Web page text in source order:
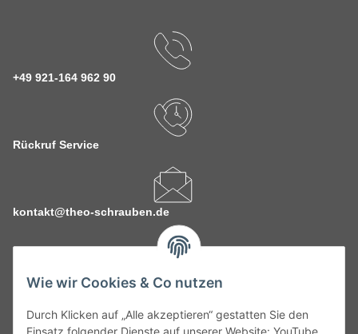
Wie wir Cookies & Co nutzen
Durch Klicken auf „Alle akzeptieren“ gestatten Sie den
Einsatz folgender Dienste auf unserer Website: YouTube,
+49 921-164 962 90
Rückruf Service
kontakt@theo-schrauben.de
Service